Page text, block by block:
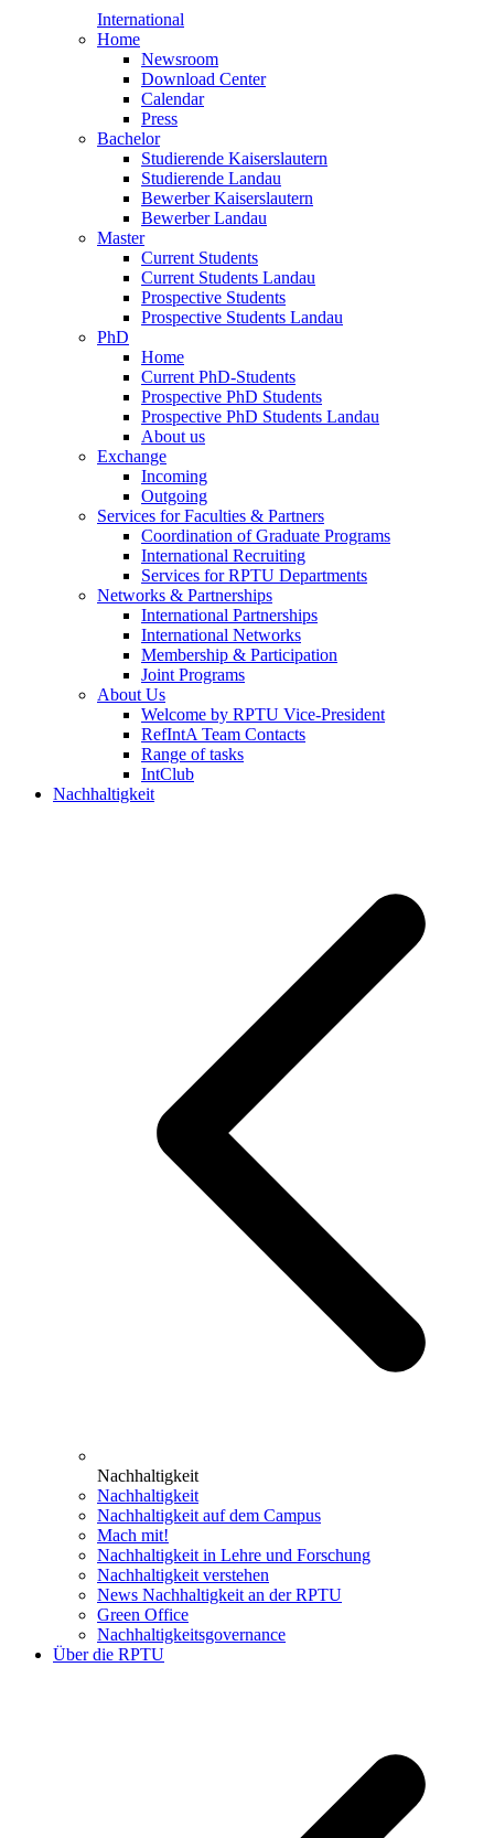
International
Home
Newsroom
Download Center
Calendar
Press
Bachelor
Studierende Kaiserslautern
Studierende Landau
Bewerber Kaiserslautern
Bewerber Landau
Master
Current Students
Current Students Landau
Prospective Students
Prospective Students Landau
PhD
Home
Current PhD-Students
Prospective PhD Students
Prospective PhD Students Landau
About us
Exchange
Incoming
Outgoing
Services for Faculties & Partners
Coordination of Graduate Programs
International Recruiting
Services for RPTU Departments
Networks & Partnerships
International Partnerships
International Networks
Membership & Participation
Joint Programs
About Us
Welcome by RPTU Vice-President
RefIntA Team Contacts
Range of tasks
IntClub
Nachhaltigkeit
Nachhaltigkeit
Nachhaltigkeit
Nachhaltigkeit auf dem Campus
Mach mit!
Nachhaltigkeit in Lehre und Forschung
Nachhaltigkeit verstehen
News Nachhaltigkeit an der RPTU
Green Office
Nachhaltigkeitsgovernance
Über die RPTU